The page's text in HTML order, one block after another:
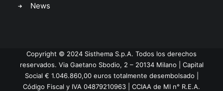
News
Copyright © 2024 Sisthema S.p.A. Todos los derechos
reservados. Via Gaetano Sbodio, 2 – 20134 Milano | Capital
Social € 1.046.860,00 euros totalmente desembolsado |
Código Fiscal y IVA 04879210963 | CCIAA de MI n° R.E.A.